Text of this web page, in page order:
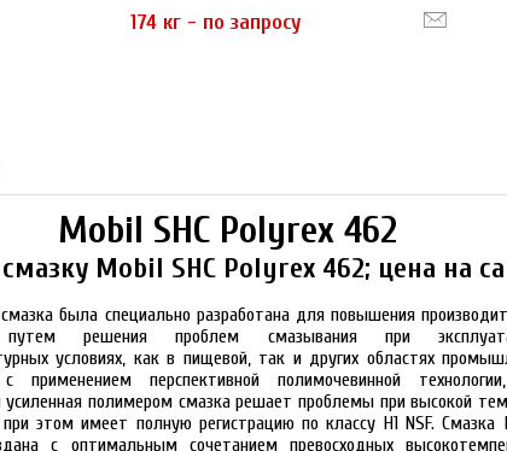
174 кг - по запросу
Mobil SHC Polyrex 462
Mobil SHC Polyrex 462; цена на
была специально разработана для повышения
путем решения проблем смазывания при
условиях, как в пищевой, так и других областях
с применением перспективной полимочевинной
усиленная полимером смазка решает проблемы при высокой
этом имеет полную регистрацию по классу H1 NSF. Смазка
с оптимальным сочетанием превосходных